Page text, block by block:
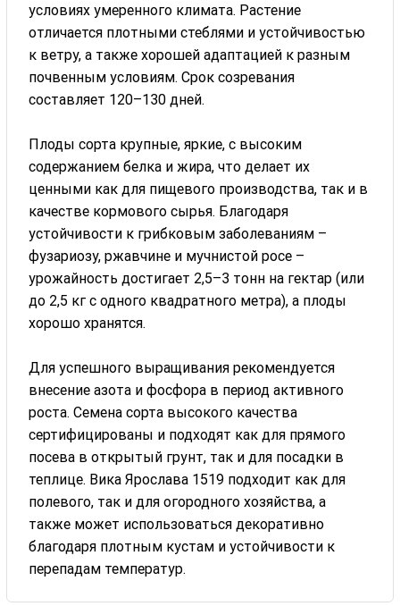
условиях умеренного климата. Растение
отличается плотными стеблями и устойчивостью
к ветру, а также хорошей адаптацией к разным
почвенным условиям. Срок созревания
составляет 120–130 дней.
Плоды сорта крупные, яркие, с высоким
содержанием белка и жира, что делает их
ценными как для пищевого производства, так и в
качестве кормового сырья. Благодаря
устойчивости к грибковым заболеваниям –
фузариозу, ржавчине и мучнистой росе –
урожайность достигает 2,5–3 тонн на гектар (или
до 2,5 кг с одного квадратного метра), а плоды
хорошо хранятся.
Для успешного выращивания рекомендуется
внесение азота и фосфора в период активного
роста. Семена сорта высокого качества
сертифицированы и подходят как для прямого
посева в открытый грунт, так и для посадки в
теплице. Вика Ярослава 1519 подходит как для
полевого, так и для огородного хозяйства, а
также может использоваться декоративно
благодаря плотным кустам и устойчивости к
перепадам температур.